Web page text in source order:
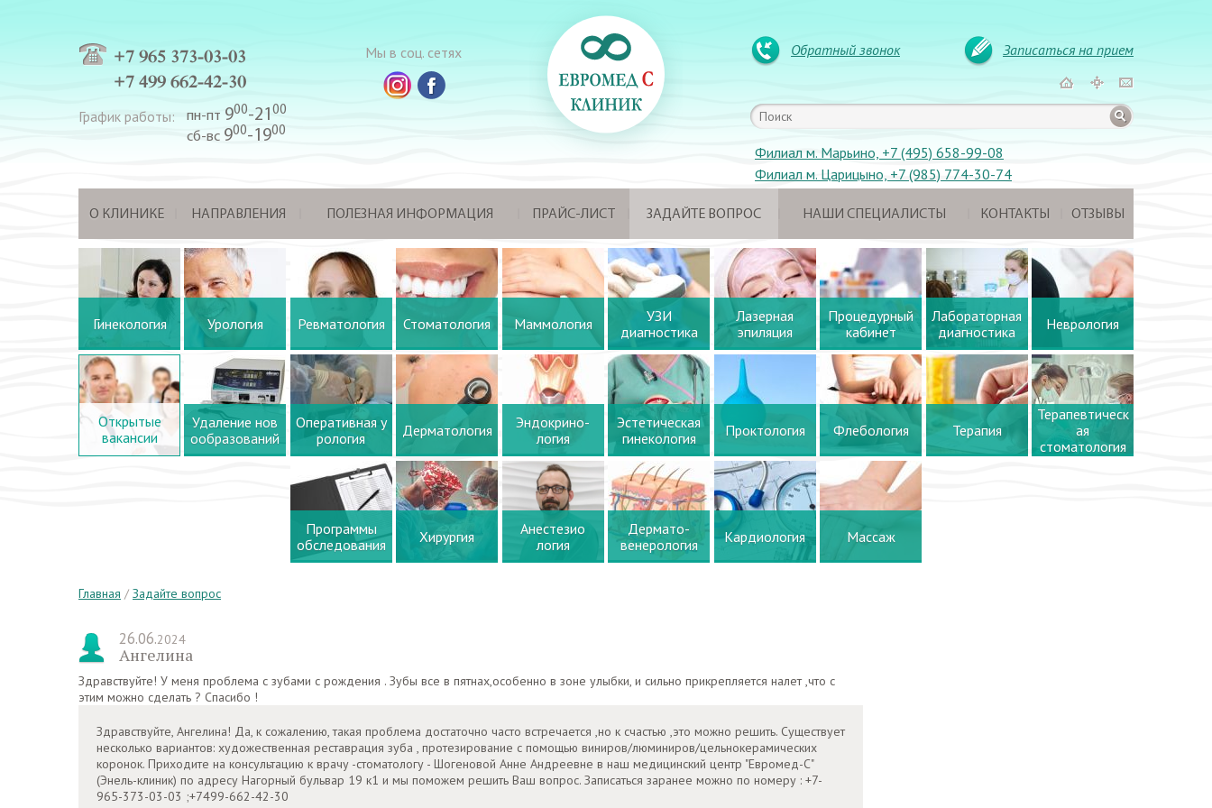
+7 965 373-03-03
+7 499 662-42-30
График работы: пн-пт 900-21 00
сб-вс 900-1900
Мы в соц. сетях Обратный звонок Записаться на прием
Филиал м. Марьино, +7 (495) 658-99-08
Филиал м. Царицыно, +7 (985) 774-30-74
О КЛИНИКЕ НАПРАВЛЕНИЯ ПОЛЕЗНАЯ ИНФОРМАЦИЯ ПРАЙС-ЛИСТ ЗАДАЙТЕ ВОПРОС НАШИ СПЕЦИАЛИСТЫ КОНТАКТЫ ОТЗЫВЫ
Гинекология Урология Ревматология Стоматология Маммология
УЗИ
диагностика
Лазерная
эпиляция
Процедурный
кабинет
Лабораторная
диагностика
Неврология
Открытые
вакансии
Удаление нов
ообразований
Оперативная у
рология
Дерматология
Эндокрино-
логия
Эстетическая
гинекология
Проктология Флебология Терапия
Терапевтическ
ая
стоматология
Программы
обследования
Хирургия
Анестезио
логия
Дермато-
венерология
Кардиология Массаж
Главная / Задайте вопрос
26.06.2024
Ангелина
Здравствуйте! У меня проблема с зубами с рождения . Зубы все в пятнах,особенно в зоне улыбки, и сильно прикрепляется налет ,что с
этим можно сделать ? Спасибо !
Здравствуйте, Ангелина! Да, к сожалению, такая проблема достаточно часто встречается ,но к счастью ,это можно решить. Существует
несколько вариантов: художественная реставрация зуба , протезирование с помощью виниров/люминиров/цельнокерамических
коронок. Приходите на консультацию к врачу -стоматологу - Шогеновой Анне Андреевне в наш медицинский центр "Евромед-С"
(Энель-клиник) по адресу Нагорный бульвар 19 к1 и мы поможем решить Ваш вопрос. Записаться заранее можно по номеру : +7-
965-373-03-03 ;+7499-662-42-30